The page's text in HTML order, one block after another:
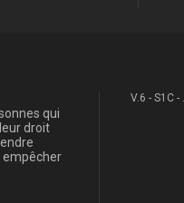
qui
droit
empêcher
V.6 - S1C